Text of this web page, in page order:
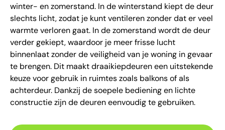
winter- en zomerstand. In de winterstand kiept de deur
slechts licht, zodat je kunt ventileren zonder dat er veel
warmte verloren gaat. In de zomerstand wordt de deur
verder gekiept, waardoor je meer frisse lucht
binnenlaat zonder de veiligheid van je woning in gevaar
te brengen. Dit maakt draaikiepdeuren een uitstekende
keuze voor gebruik in ruimtes zoals balkons of als
achterdeur. Dankzij de soepele bediening en lichte
constructie zijn de deuren eenvoudig te gebruiken.